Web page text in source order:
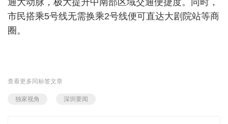
通大动脉，极大提升中南部区域交通便捷度。同时，
市民搭乘5号线无需换乘2号线便可直达大剧院站等商
圈。
查看更多同标签文章
独家视角 深圳要闻